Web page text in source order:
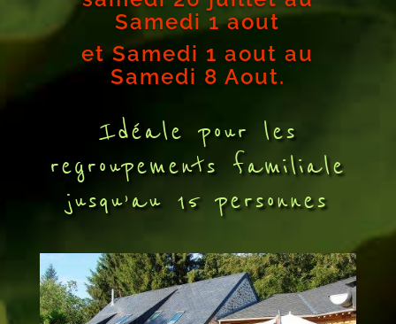
Samedi 1 aout
et Samedi 1 aout au
Samedi 8 Aout.
Idéale pour les
regroupements familiale
jusqu’au 15 personnes